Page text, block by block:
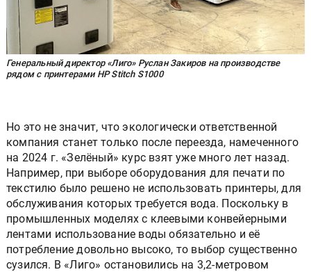
Генеральный директор «Лиго» Руслан Закиров на производстве
рядом с принтерами HP Stitch S1000
Но это не значит, что экологически ответственной
компания станет только после переезда, намеченного
на 2024 г. «Зелёный» курс взят уже много лет назад.
Например, при выборе оборудования для печати по
текстилю было решено не использовать принтеры, для
обслуживания которых требуется вода. Поскольку в
промышленных моделях с клеевыми конвейерными
лентами использование воды обязательно и её
потребление довольно высоко, то выбор существенно
сузился. В «Лиго» остановились на 3,2-метровом